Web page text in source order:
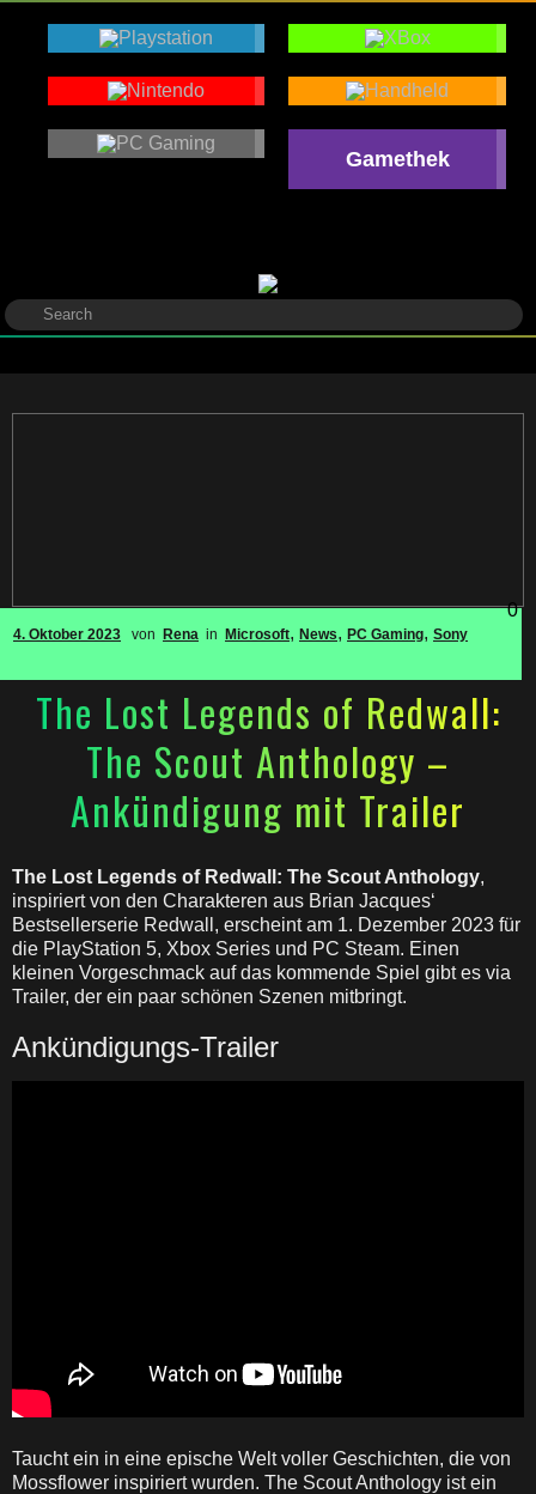
Gamethek
4. Oktober 2023 von Rena in Microsoft, News, PC Gaming, Sony
0
The Lost Legends of Redwall:
The Scout Anthology –
Ankündigung mit Trailer
The Lost Legends of Redwall: The Scout Anthology,
inspiriert von den Charakteren aus Brian Jacques‘
Bestsellerserie Redwall, erscheint am 1. Dezember 2023 für
die PlayStation 5, Xbox Series und PC Steam. Einen
kleinen Vorgeschmack auf das kommende Spiel gibt es via
Trailer, der ein paar schönen Szenen mitbringt.
Ankündigungs-Trailer
Taucht ein in eine epische Welt voller Geschichten, die von
Mossflower inspiriert wurden. The Scout Anthology ist ein